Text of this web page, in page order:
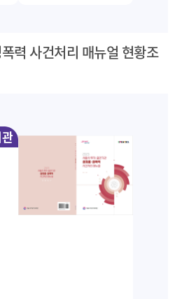
력 사건처리 매뉴얼 현황조